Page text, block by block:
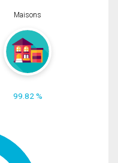
Maisons
99.82 %